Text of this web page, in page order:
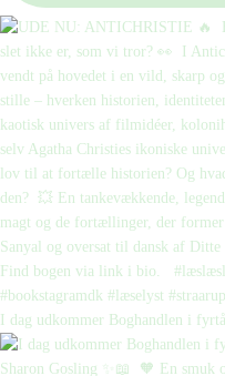
I dag udkommer Boghandlen i